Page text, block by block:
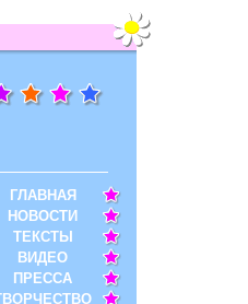
ГЛАВНАЯ
НОВОСТИ
ТЕКСТЫ
ВИДЕО
ПРЕССА